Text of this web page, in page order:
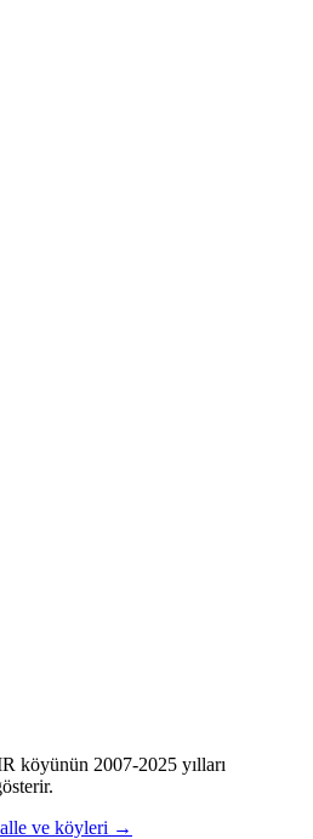
köyünün 2007-2025 yılları
ve köyleri →